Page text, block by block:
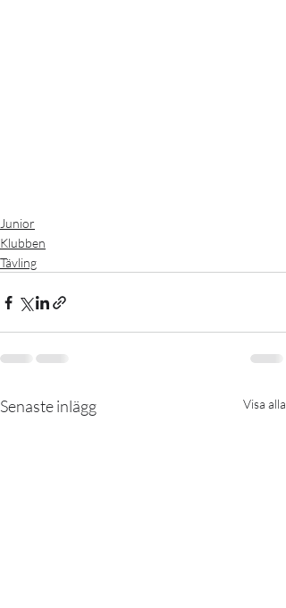
Junior
Klubben
Tävling
Senaste inlägg Visa alla